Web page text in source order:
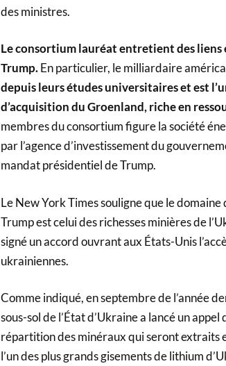
des ministres.
Le consortium lauréat entretient des
Trump.En particulier, le milliardaire
depuis leurs études universitaires et est
d’acquisition du Groenland, riche en
membres du consortium figure la société
par l’agence d’investissement du
mandat présidentiel de Trump.
Le New York Times souligne que le domaine
Trump est celui des richesses minières de
signé un accord ouvrant aux États-Unis
ukrainiennes.
Comme indiqué, en septembre de l’année
sous-sol de l’État d’Ukraine a lancé un
répartition des minéraux qui seront extraits
l’un des plus grands gisements de lithium